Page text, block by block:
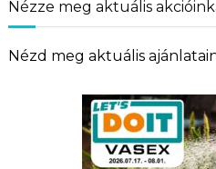
Nézze meg aktuális
Nézd meg aktuális